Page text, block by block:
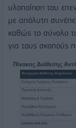
υλοποίηση του
με απόλυτη
καθώς το σύνολο
για τους σκοπούς